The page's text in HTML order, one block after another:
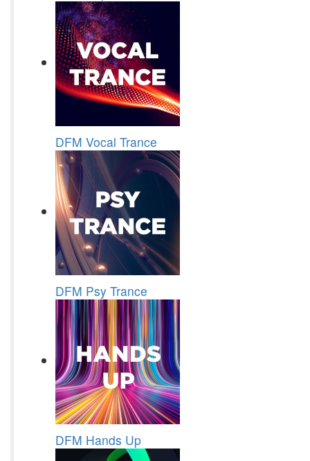
DFM Vocal Trance
DFM Psy Trance
DFM Hands Up